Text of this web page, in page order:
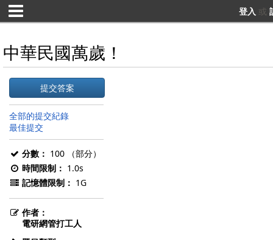
登入 或
中華民國萬歲！
提交答案
全部的提交紀錄
最佳提交
分數： 100 （部分）
時間限制： 1.0s
記憶體限制： 1G
作者：
電研網管打工人